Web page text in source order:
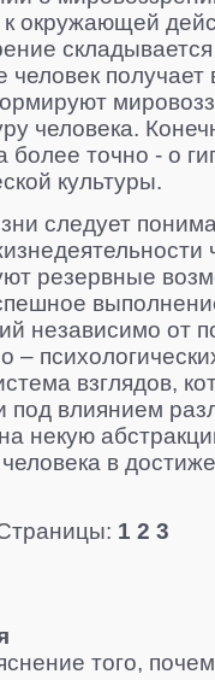
окружающей
человек
человека.
точно - о
культуры.
следует
резервные
независимо от
–
взглядов,
под влиянием
некую
в
1 2 3
того,